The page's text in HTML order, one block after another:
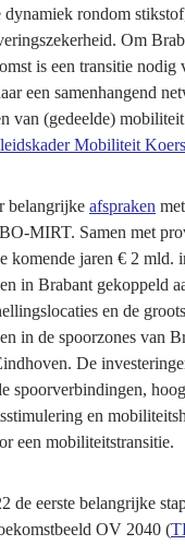
dynamiek rondom
Om
is een transitie nodig
een samenhangend
van (gedeelde)
Mobiliteit
belangrijke afspraken
MIRT. Samen met
komende jaren € 2 mld.
in Brabant gekoppeld
en de
in de spoorzones van
De
spoorverbindingen,
en
een mobiliteitstransitie.
de eerste belangrijke
OV 2040 (